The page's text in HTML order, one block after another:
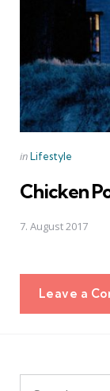
Posted
inLifestyle
Chicken
7. August 2017
Leave a